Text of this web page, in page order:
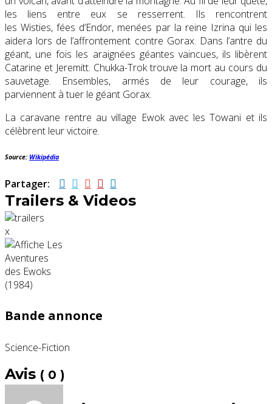
les liens entre eux se resserrent. Ils rencontrent
lesWisties, fées d’Endor, menées par la reine Izrina qui les
aidera lors de l’affrontement contre Gorax. Dans l’antre du
géant, une fois les araignées géantes vaincues, ils libèrent
Catarine et Jeremitt. Chukka-Troktrouve la mort au cours du
sauvetage. Ensembles, armés de leur courage, ils
parviennent à tuer le géant Gorax.
La caravane rentre au village Ewokavec lesTowani et ils
célèbrent leur victoire.
Source: Wikipédia
Partager:
Trailers & Videos
x
Bande annonce
Science-Fiction
Avis ( 0 )